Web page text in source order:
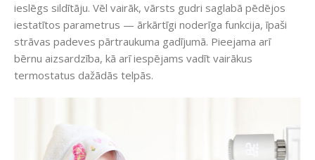
ieslēgs sildītāju. Vēl vairāk, vārsts gudri saglabā pēdējos
iestatītos parametrus — ārkārtīgi noderīga funkcija, īpaši
strāvas padeves pārtraukuma gadījumā. Pieejama arī
bērnu aizsardzība, kā arī iespējams vadīt vairākus
termostatus dažādās telpās.